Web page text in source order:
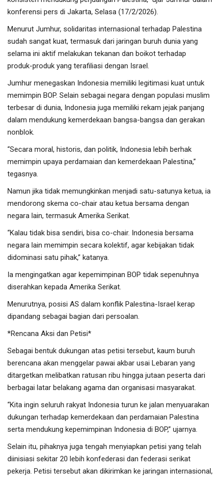
konferensi pers di Jakarta, Selasa (17/2/2026).
Menurut Jumhur, solidaritas internasional terhadap Palestina
sudah sangat kuat, termasuk dari jaringan buruh dunia yang
selama ini aktif melakukan tekanan dan boikot terhadap
produk-produk yang terafiliasi dengan Israel.
Jumhur menegaskan Indonesia memiliki legitimasi kuat untuk
memimpin BOP. Selain sebagai negara dengan populasi muslim
terbesar di dunia, Indonesia juga memiliki rekam jejak panjang
dalam mendukung kemerdekaan bangsa-bangsa dan gerakan
nonblok.
“Secara moral, historis, dan politik, Indonesia lebih berhak
memimpin upaya perdamaian dan kemerdekaan Palestina,”
tegasnya.
Namun jika tidak memungkinkan menjadi satu-satunya ketua, ia
mendorong skema co-chair atau ketua bersama dengan
negara lain, termasuk Amerika Serikat.
“Kalau tidak bisa sendiri, bisa co-chair. Indonesia bersama
negara lain memimpin secara kolektif, agar kebijakan tidak
didominasi satu pihak,” katanya.
Ia mengingatkan agar kepemimpinan BOP tidak sepenuhnya
diserahkan kepada Amerika Serikat.
Menurutnya, posisi AS dalam konflik Palestina-Israel kerap
dipandang sebagai bagian dari persoalan.
*Rencana Aksi dan Petisi*
Sebagai bentuk dukungan atas petisi tersebut, kaum buruh
berencana akan menggelar pawai akbar usai Lebaran yang
ditargetkan melibatkan ratusan ribu hingga jutaan peserta dari
berbagai latar belakang agama dan organisasi masyarakat.
“Kita ingin seluruh rakyat Indonesia turun ke jalan menyuarakan
dukungan terhadap kemerdekaan dan perdamaian Palestina
serta mendukung kepemimpinan Indonesia di BOP,” ujarnya.
Selain itu, pihaknya juga tengah menyiapkan petisi yang telah
diinisiasi sekitar 20 lebih konfederasi dan federasi serikat
pekerja. Petisi tersebut akan dikirimkan ke jaringan internasional,